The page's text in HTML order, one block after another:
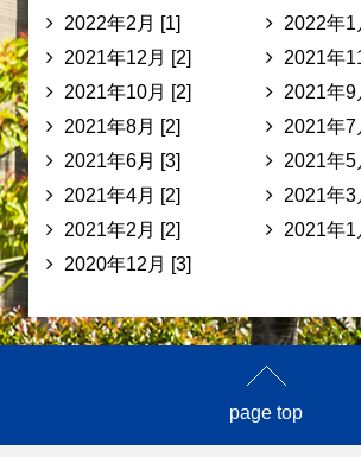
2022年2月 [1]
2022年1
2021年12月 [2]
2021年
2021年10月 [2]
2021年9
2021年8月 [2]
2021年7
2021年6月 [3]
2021年5
2021年4月 [2]
2021年3
2021年2月 [2]
2021年1
2020年12月 [3]
page top